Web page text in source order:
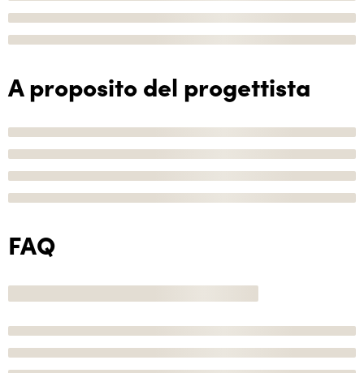
A proposito del progettista
FAQ